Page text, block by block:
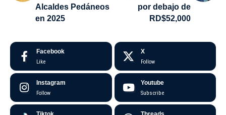
Alcaldes Pedáneos
en 2025
por debajo de
RD$52,000
Facebook
Like
X
Follow
Instagram
Follow
Youtube
Subscribe